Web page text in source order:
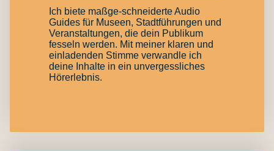
Ich biete maßge-schneiderte Audio
Guides für Museen, Stadtführungen und
Veranstaltungen, die dein Publikum
fesseln werden. Mit meiner klaren und
einladenden Stimme verwandle ich
deine Inhalte in ein unvergessliches
Hörerlebnis.